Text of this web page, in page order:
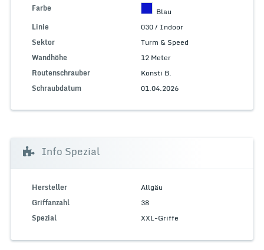
Farbe
Blau
Linie
030 / Indoor
Sektor
Turm & Speed
Wandhöhe
12 Meter
Routenschrauber
Konsti B.
Schraubdatum
01.04.2026
Info Spezial
Hersteller
Allgäu
Griffanzahl
38
Spezial
XXL-Griffe